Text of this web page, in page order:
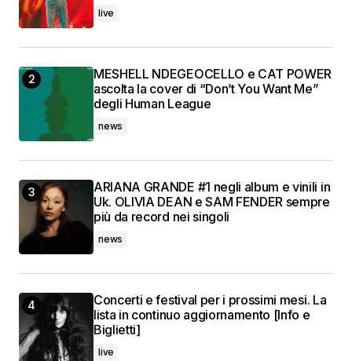
live
MESHELL NDEGEOCELLO e CAT POWER
ascolta la cover di “Don’t You Want Me”
degli Human League
news
ARIANA GRANDE #1 negli album e vinili in
Uk. OLIVIA DEAN e SAM FENDER sempre
più da record nei singoli
news
Concerti e festival per i prossimi mesi. La
lista in continuo aggiornamento [Info e
Biglietti]
live